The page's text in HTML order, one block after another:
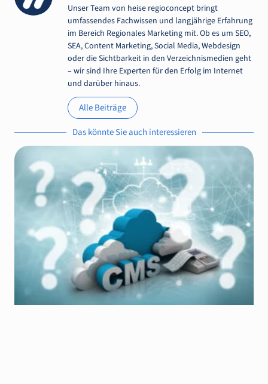
Unser Team von heise regioconcept bringt
umfassendes Fachwissen und langjährige Erfahrung
im Bereich Regionales Marketing mit. Ob es um SEO,
SEA, Content Marketing, Social Media, Webdesign
oder die Sichtbarkeit in den Verzeichnismedien geht
– wir sind Ihre Experten für den Erfolg im Internet
und darüber hinaus.
Alle Beiträge
Das könnte Sie auch interessieren